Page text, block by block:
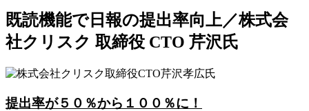
既読機能で日報の提出率向上／株式会
社クリスク 取締役 CTO 芹沢氏
提出率が５０％から１００％に！